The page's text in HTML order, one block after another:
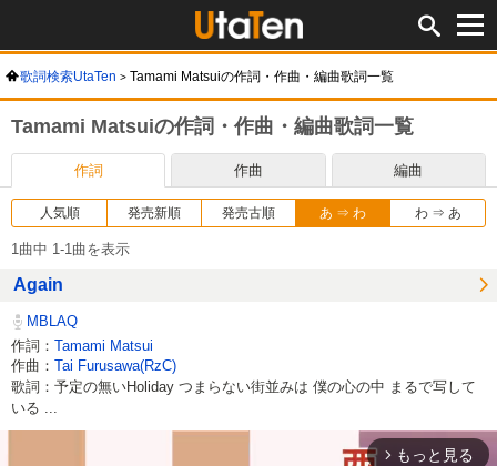
歌詞検索UtaTen Tamami Matsuiの作詞・作曲・編曲歌詞一覧
Tamami Matsuiの作詞・作曲・編曲歌詞一覧
作詞 作曲 編曲
人気順 発売新順 発売古順 あ ⇒ わ わ ⇒ あ
1曲中 1-1曲を表示
Again
MBLAQ
作詞： Tamami Matsui
作曲： Tai Furusawa(RzC)
歌詞：予定の無いHoliday つまらない街並みは 僕の心の中 まるで写して
いる ...
arrow_forward_ios もっと見る